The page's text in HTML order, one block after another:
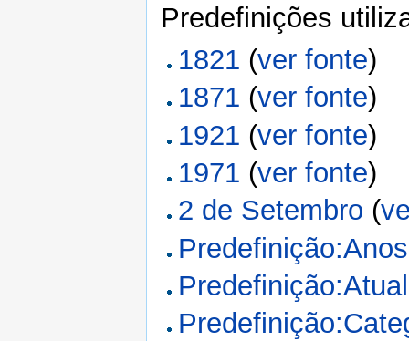
Predefinições
1821 (ver fonte)
1871 (ver fonte)
1921 (ver fonte)
1971 (ver fonte)
2 de Setembro (
Predefinição:Anos